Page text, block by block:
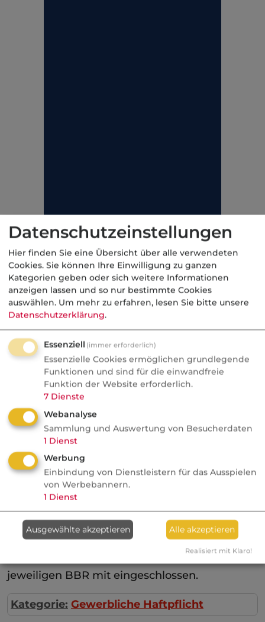
In der BHV ist dies häufig der Fall für die
Haftungsübernahme durch
Anschlussgleisbetriebe. Der Bahn obliegt
allein die Haftung für aus dem
Schienenbetrieb verursachte Schäden,
verlagert diese Haftung aber vertraglich auf
den Gleisanschließer, den dafür keine
gesetzliche Haftung trifft. In den BBR für
produzierende Betriebe wird diese Haftung
jedoch wieder eingeschlossen, also Deckung
gewährt.
Nicht davon erfasst sind
Haftungsvereinbarungen, die auch gesetzlich
bestehende Haftung betreffen und diese nicht
erweitern, z.B. bei der Übernahme von Streu-
und Räumpflichten der
Wohnungseigentümergemeinschaft (WEG)
mittels Vertrag auf einen
Wohnungseigentümer. Trotzdem werden
jeweiligen BBR mit eingeschlossen.
Kategorie: Gewerbliche Haftpflicht
Datenschutzeinstellungen
Hier finden Sie eine Übersicht über alle verwendeten
Cookies. Sie können Ihre Einwilligung zu ganzen
Kategorien geben oder sich weitere Informationen
anzeigen lassen und so nur bestimmte Cookies
auswählen. Um mehr zu erfahren, lesen Sie bitte unsere
Datenschutzerklärung.
Essenziell (immer erforderlich)
Essenzielle Cookies ermöglichen grundlegende
Funktionen und sind für die einwandfreie
Funktion der Website erforderlich.
7 Dienste
Webanalyse
Sammlung und Auswertung von Besucherdaten
1 Dienst
Werbung
Einbindung von Dienstleistern für das Ausspielen
von Werbebannern.
1 Dienst
Ausgewählte akzeptieren Alle akzeptieren
Realisiert mit Klaro!